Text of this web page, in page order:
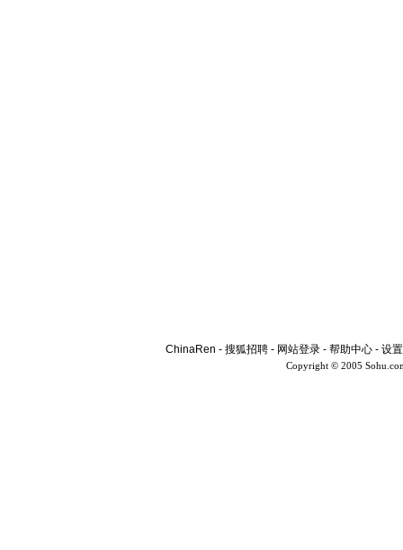
ChinaRen - 搜狐招聘 - 网站登录 - 帮助中心 - 设
Copyright © 2005